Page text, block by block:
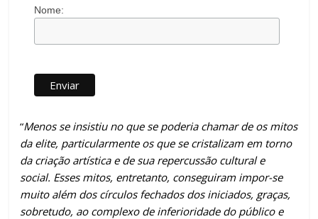
Nome:
“Menos se insistiu no que se poderia chamar de os mitos
da elite, particularmente os que se cristalizam em torno
da criação artística e de sua repercussão cultural e
social. Esses mitos, entretanto, conseguiram impor-se
muito além dos círculos fechados dos iniciados, graças,
sobretudo, ao complexo de inferioridade do público e